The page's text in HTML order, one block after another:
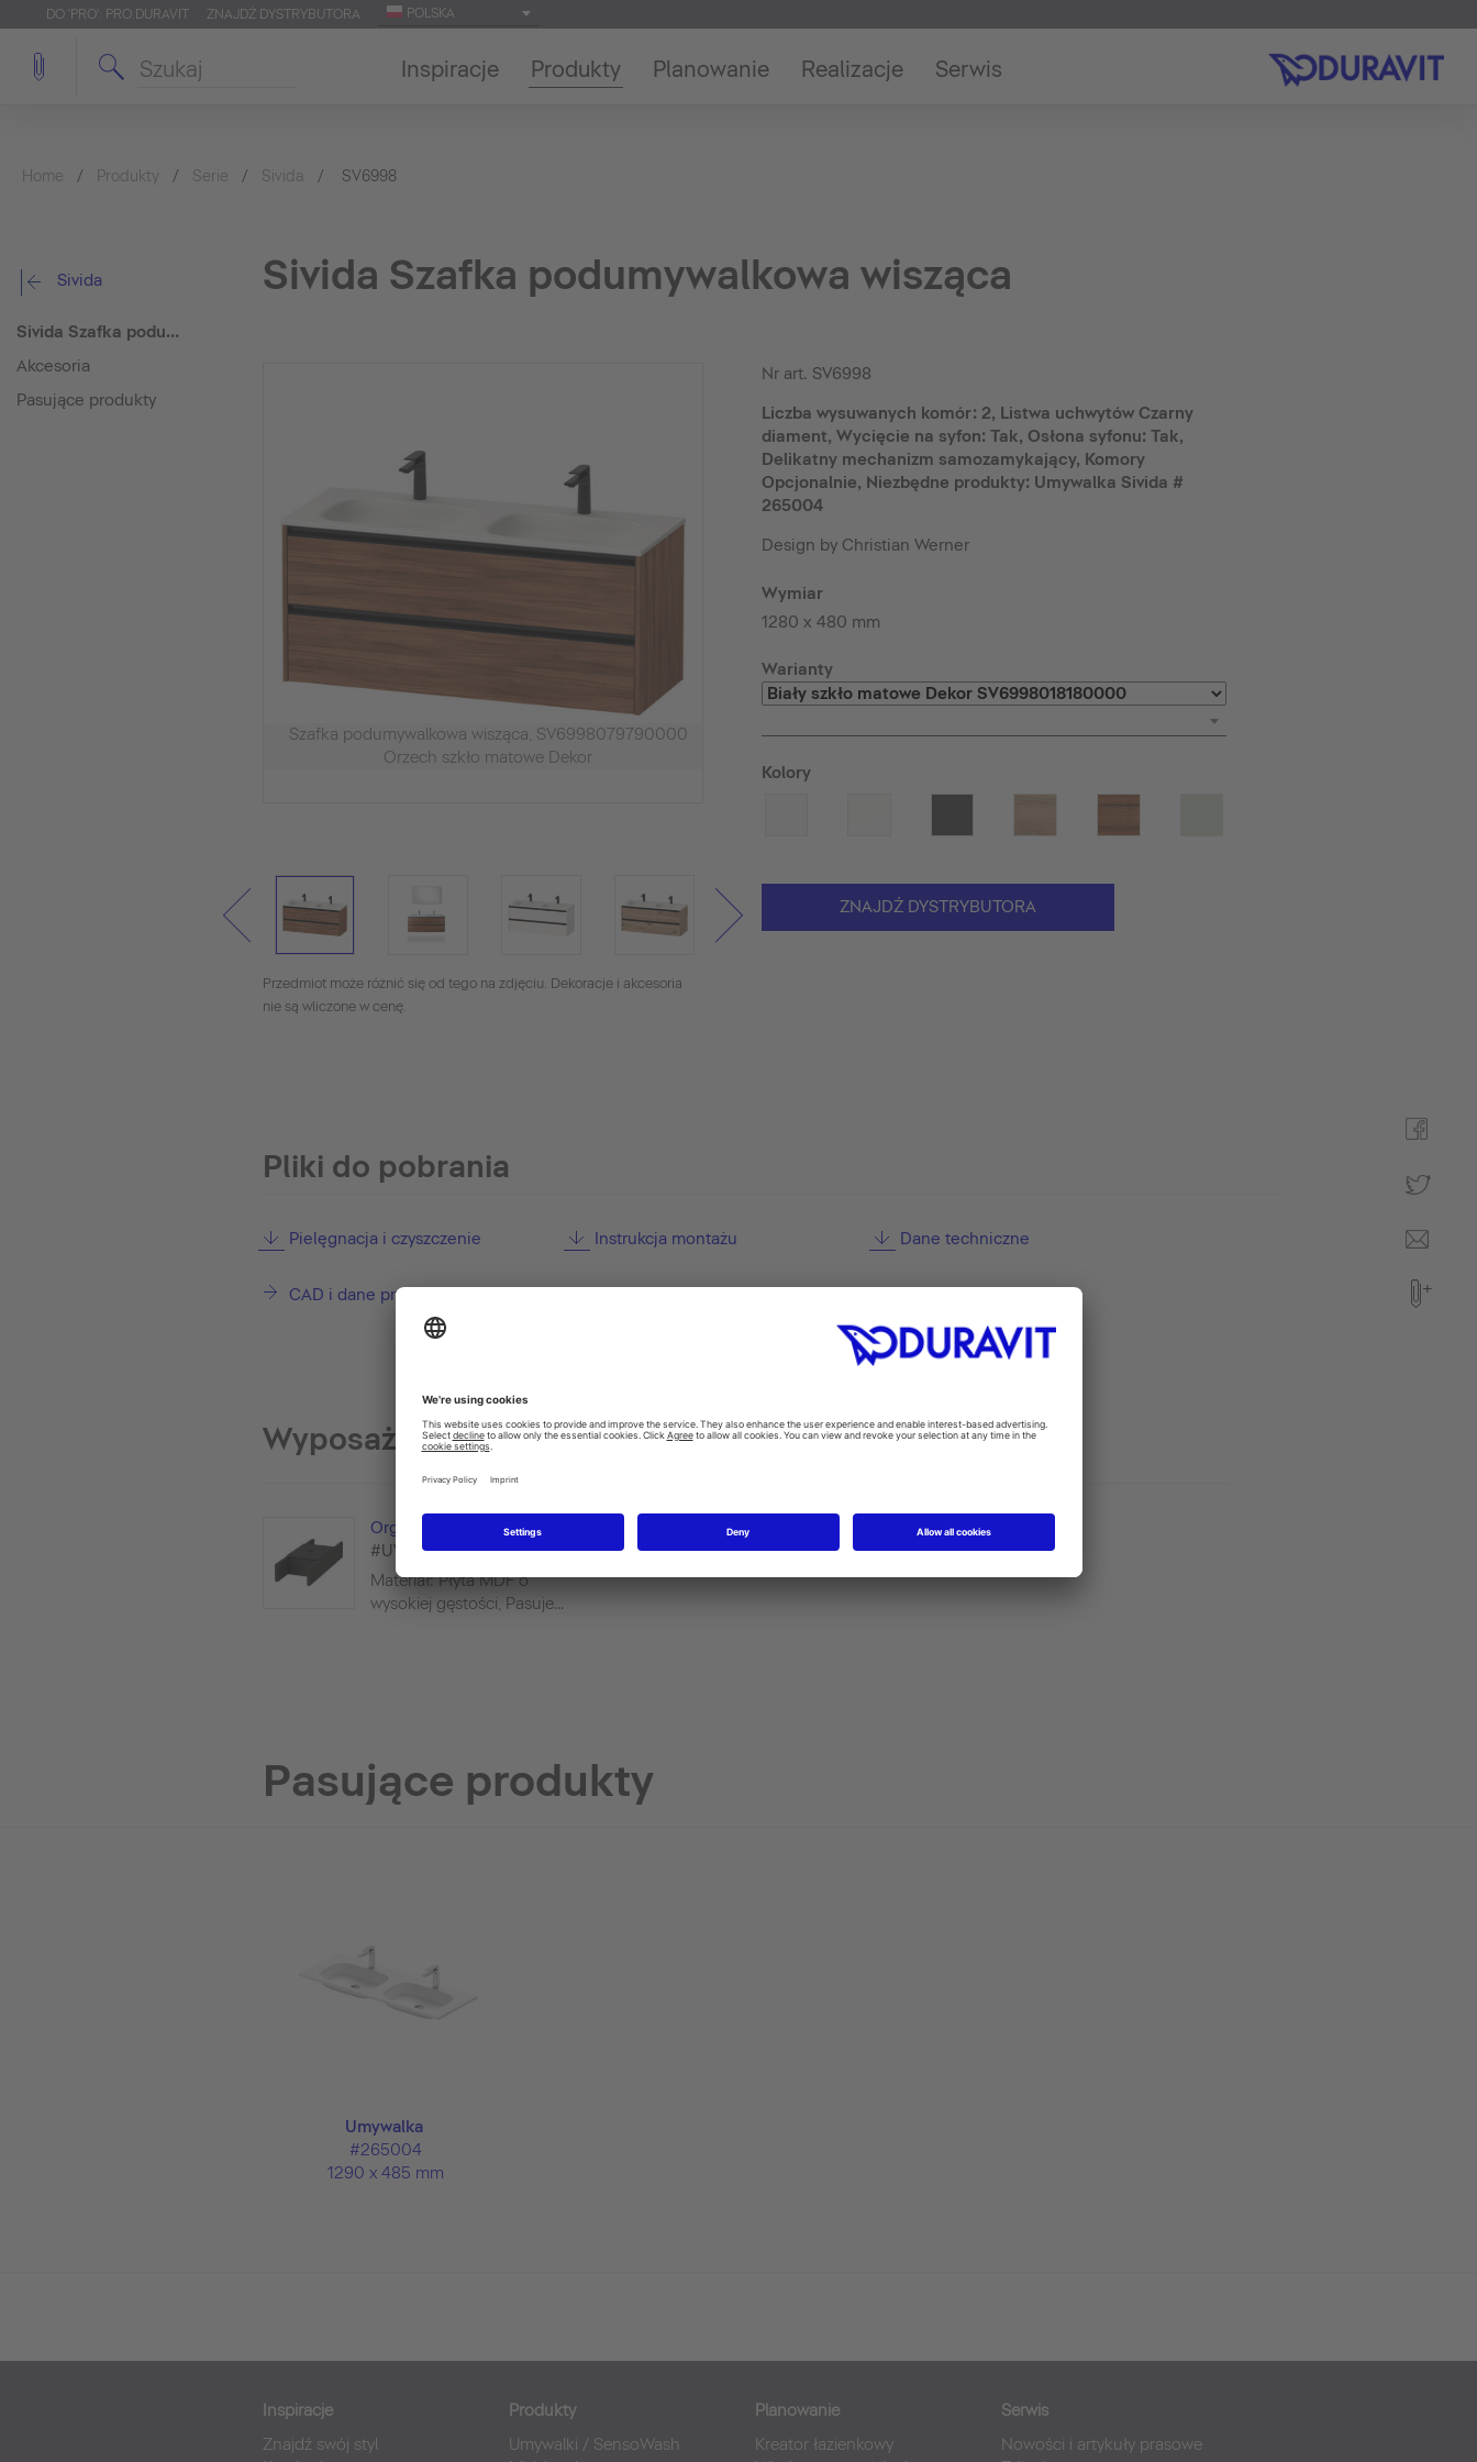
DO 'PRO': PRO.DURAVIT ZNAJDŹ DYSTRYBUTORA POLSKA
Inspiracje Produkty Planowanie Realizacje Serwis
Home Produkty Serie Sivida SV6998
Sivida
Sivida Szafka podumywalkowa wisząca
Akcesoria
Pasujące produkty
Sivida Szafka podumywalkowa wisząca
Szafka podumywalkowa wisząca, SV6998079790000
Orzech szkło matowe Dekor
Przedmiot może różnić się od tego na zdjęciu. Dekoracje i akcesoria
nie są wliczone w cenę.
Nr art. SV6998
Liczba wysuwanych komór: 2, Listwa uchwytów Czarny
diament, Wycięcie na syfon: Tak, Osłona syfonu: Tak,
Delikatny mechanizm samozamykający, Komory
Opcjonalnie, Niezbędne produkty: Umywalka Sivida #
265004
Design by Christian Werner
Wymiar
1280 x 480 mm
Warianty
Kolory
ZNAJDŹ DYSTRYBUTORA
Pliki do pobrania
Pielęgnacja i czyszczenie Instrukcja montażu Dane techniczne
CAD i dane projektowe
Wyposażenie opcjonalne
Organizer wnętrza
#UV9845
Materiał: Płyta MDF o
wysokiej gęstości, Pasuje...
Pasujące produkty
Umywalka
#265004
1290 x 485 mm
Inspiracje
Znajdź swój styl
Produkty
Umywalki / SensoWash
Planowanie
Kreator łazienkowy
Serwis
Nowości i artykuły prasowe